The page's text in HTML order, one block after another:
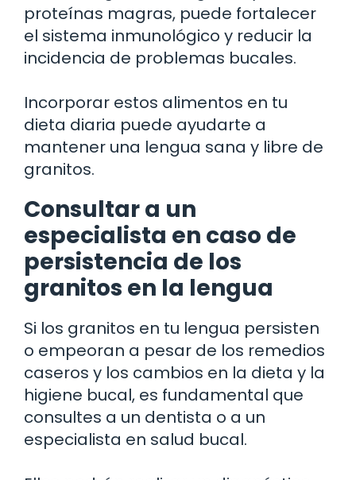
proteínas magras, puede fortalecer
el sistema inmunológico y reducir la
incidencia de problemas bucales.
Incorporar estos alimentos en tu
dieta diaria puede ayudarte a
mantener una lengua sana y libre de
granitos.
Consultar a un
especialista en caso de
persistencia de los
granitos en la lengua
Si los granitos en tu lengua persisten
o empeoran a pesar de los remedios
caseros y los cambios en la dieta y la
higiene bucal, es fundamental que
consultes a un dentista o a un
especialista en salud bucal.